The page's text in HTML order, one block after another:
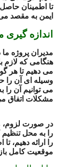
تا اطمینان
ایمن به مقصد
اندازه
مدیران پروژه
هنگامی که لازم
می دهیم تا هر
وسیله ای آن را
می توانیم آن را
مشکلات اتفاق
در صورت لزوم،
را به محل
را ارائه دهیم،
موقعیت کامل